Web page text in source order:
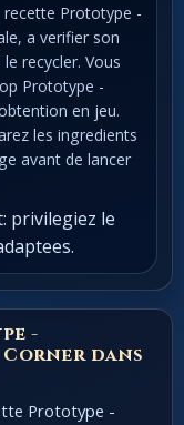
Prototype -
a verifier son
recycler. Vous
Prototype -
en jeu.
les ingredients
avant de lancer
privilegiez le
-
dans
Prototype -